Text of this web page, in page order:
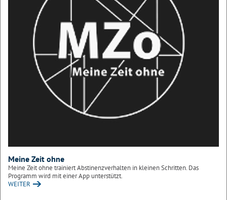
Meine Zeit ohne
Meine Zeit ohne trainiert Abstinenzverhalten in kleinen Schritten. Das
Programm wird mit einer App unterstützt.
WEITER